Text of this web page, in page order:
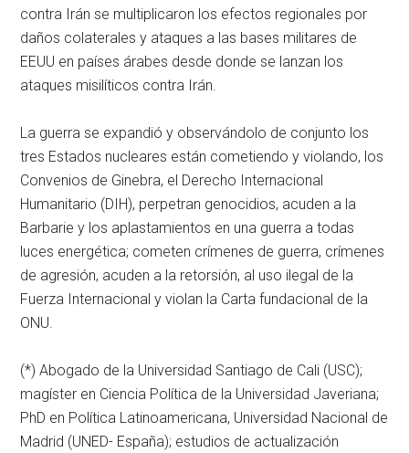
contra Irán se multiplicaron los efectos regionales por
daños colaterales y ataques a las bases militares de
EEUU en países árabes desde donde se lanzan los
ataques misilíticos contra Irán.
La guerra se expandió y observándolo de conjunto los
tres Estados nucleares están cometiendo y violando, los
Convenios de Ginebra, el Derecho Internacional
Humanitario (DIH), perpetran genocidios, acuden a la
Barbarie y los aplastamientos en una guerra a todas
luces energética; cometen crímenes de guerra, crímenes
de agresión, acuden a la retorsión, al uso ilegal de la
Fuerza Internacional y violan la Carta fundacional de la
ONU.
(*) Abogado de la Universidad Santiago de Cali (USC);
magíster en Ciencia Política de la Universidad Javeriana;
PhD en Política Latinoamericana, Universidad Nacional de
Madrid (UNED- España); estudios de actualización